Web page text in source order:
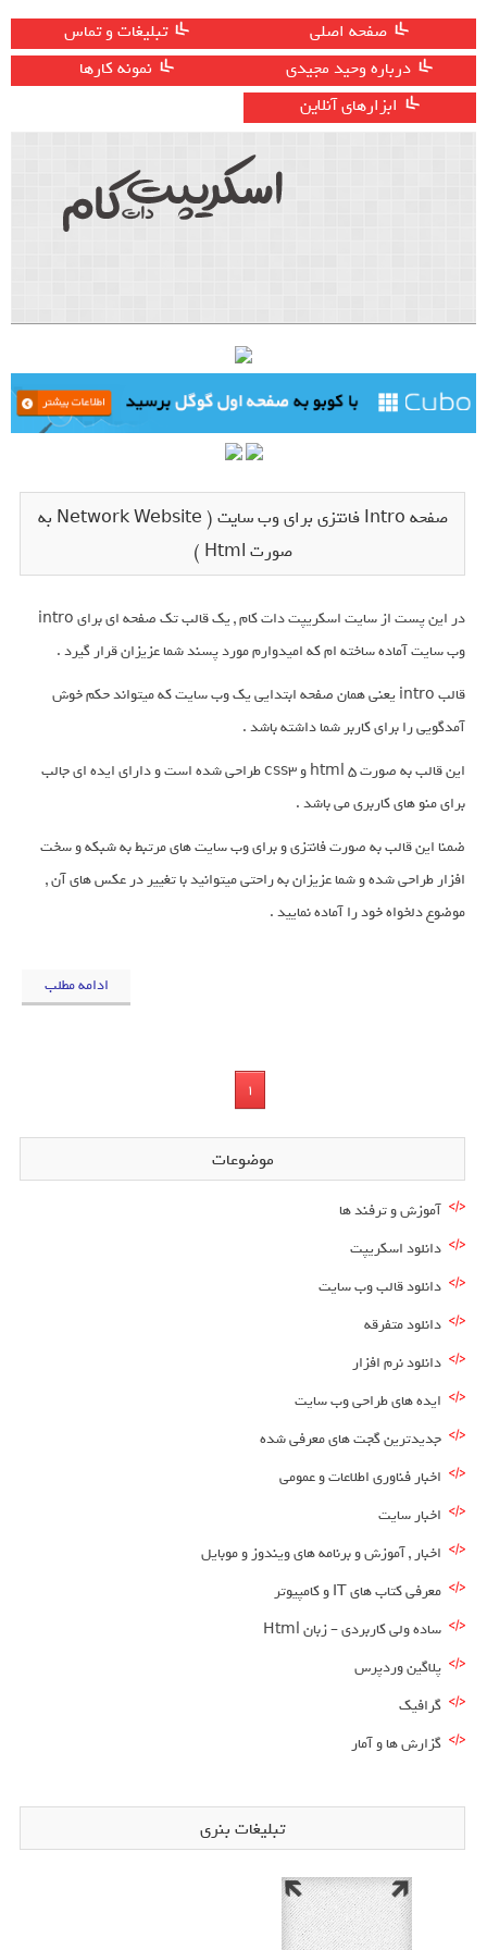
صفحه اصلی
تبلیغات و تماس
درباره وحید مجیدی
نمونه کارها
ابزارهای آنلاین
صفحه Intro فانتزی برای وب سایت ( Network Website به
صورت Html )
در این پست از سایت اسکریپت دات کام , یک قالب تک صفحه ای برای intro
وب سایت آماده ساخته ام که امیدوارم مورد پسند شما عزیزان قرار گیرد .
قالب intro یعنی همان صفحه ابتدایی یک وب سایت که میتواند حکم خوش
آمدگویی را برای کاربر شما داشته باشد .
این قالب به صورت html 5 و css3 طراحی شده است و دارای ایده ای جالب
برای منو های کاربری می باشد .
ضمنا این قالب به صورت فانتزی و برای وب سایت های مرتبط به شبکه و سخت
افزار طراحی شده و شما عزیزان به راحتی میتوانید با تغییر در عکس های آن ,
موضوع دلخواه خود را آماده نمایید .
ادامه مطلب
1
موضوعات
آموزش و ترفند ها
دانلود اسکریپت
دانلود قالب وب سایت
دانلود متفرقه
دانلود نرم افزار
ایده های طراحی وب سایت
جدیدترین گجت های معرفی شده
اخبار فناوری اطلاعات و عمومی
اخبار سایت
اخبار , آموزش و برنامه های ویندوز و موبایل
معرفی کتاب های IT و کامپیوتر
ساده ولی کاربردی – زبان Html
پلاگین وردپرس
گرافیک
گزارش ها و آمار
تبلیغات بنری